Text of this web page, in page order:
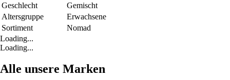
Geschlecht
Gemischt
Altersgruppe
Erwachsene
Sortiment
Nomad
Loading...
Loading...
Alle unsere Marken